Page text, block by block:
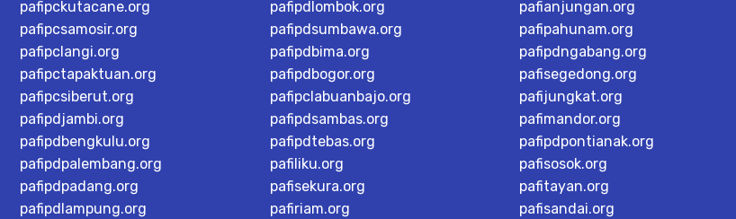
pafipckutacane.org
pafipcsamosir.org
pafipclangi.org
pafipctapaktuan.org
pafipcsiberut.org
pafipdjambi.org
pafipdbengkulu.org
pafipdpalembang.org
pafipdpadang.org
pafipdlampung.org
pafipdlombok.org
pafipdsumbawa.org
pafipdbima.org
pafipdbogor.org
pafipclabuanbajo.org
pafipdsambas.org
pafipdtebas.org
pafiliku.org
pafisekura.org
pafiriam.org
pafianjungan.org
pafipahunam.org
pafipdngabang.org
pafisegedong.org
pafijungkat.org
pafimandor.org
pafipdpontianak.org
pafisosok.org
pafitayan.org
pafisandai.org